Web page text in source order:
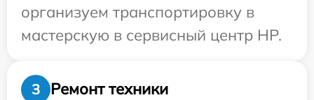
организуем транспортировку в
мастерскую в сервисный центр HP.
3
Ремонт техники